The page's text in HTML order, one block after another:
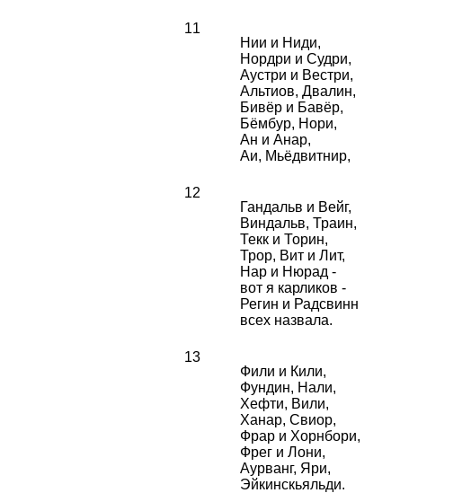
11
Нии и Ниди,
Нордри и Судри,
Аустри и Вестри,
Альтиов, Двалин,
Бивёр и Бавёр,
Бёмбур, Нори,
Ан и Анар,
Аи, Мьёдвитнир,
12
Гандальв и Вейг,
Виндальв, Траин,
Текк и Торин,
Трор, Вит и Лит,
Нар и Нюрад -
вот я карликов -
Регин и Радсвинн
всех назвала.
13
Фили и Кили,
Фундин, Нали,
Хефти, Вили,
Ханар, Свиор,
Фрар и Хорнбори,
Фрег и Лони,
Аурванг, Яри,
Эйкинскьяльди.